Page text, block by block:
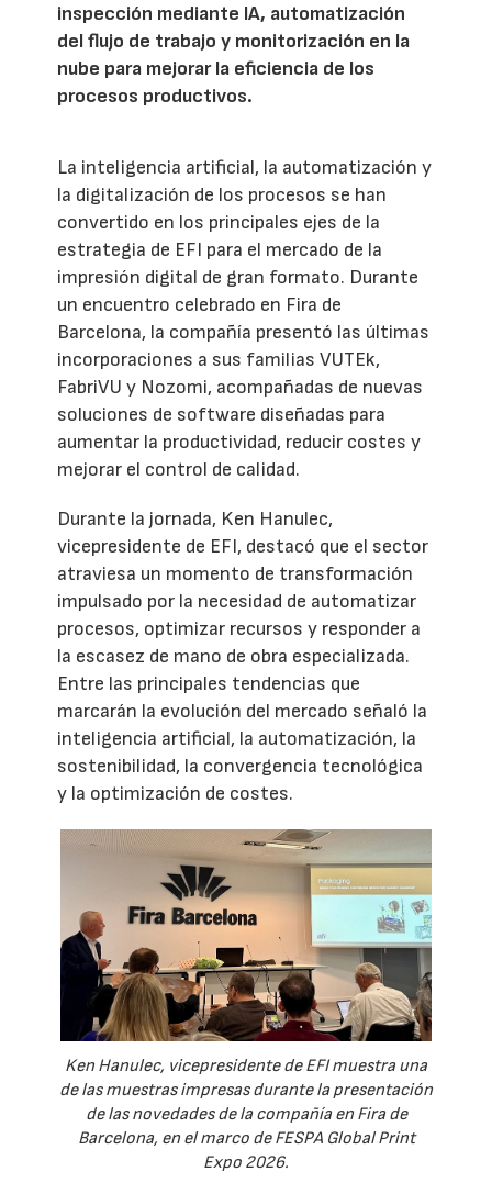
inspección mediante IA, automatización
del flujo de trabajo y monitorización en la
nube para mejorar la eficiencia de los
procesos productivos.
La inteligencia artificial, la automatización y
la digitalización de los procesos se han
convertido en los principales ejes de la
estrategia de EFI para el mercado de la
impresión digital de gran formato. Durante
un encuentro celebrado en Fira de
Barcelona, la compañía presentó las últimas
incorporaciones a sus familias VUTEk,
FabriVU y Nozomi, acompañadas de nuevas
soluciones de software diseñadas para
aumentar la productividad, reducir costes y
mejorar el control de calidad.
Durante la jornada, Ken Hanulec,
vicepresidente de EFI, destacó que el sector
atraviesa un momento de transformación
impulsado por la necesidad de automatizar
procesos, optimizar recursos y responder a
la escasez de mano de obra especializada.
Entre las principales tendencias que
marcarán la evolución del mercado señaló la
inteligencia artificial, la automatización, la
sostenibilidad, la convergencia tecnológica
y la optimización de costes.
Ken Hanulec, vicepresidente de EFI muestra una
de las muestras impresas durante la presentación
de las novedades de la compañía en Fira de
Barcelona, en el marco de FESPA Global Print
Expo 2026.